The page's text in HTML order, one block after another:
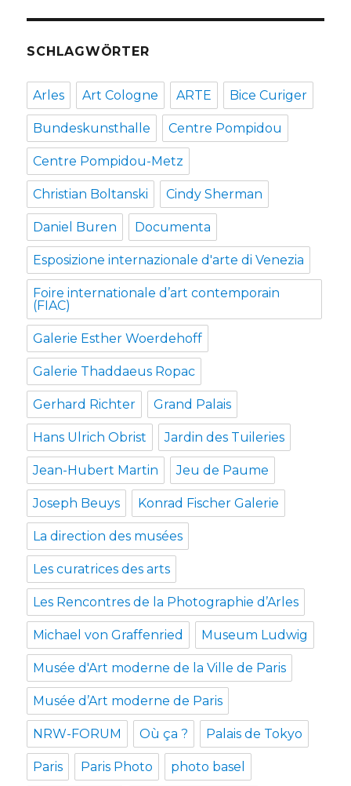
SCHLAGWÖRTER
Arles Art Cologne ARTE Bice Curiger
Bundeskunsthalle Centre Pompidou
Centre Pompidou-Metz
Christian Boltanski Cindy Sherman
Daniel Buren Documenta
Esposizione internazionale d'arte di Venezia
Foire internationale d’art contemporain
(FIAC)
Galerie Esther Woerdehoff
Galerie Thaddaeus Ropac
Gerhard Richter Grand Palais
Hans Ulrich Obrist Jardin des Tuileries
Jean-Hubert Martin Jeu de Paume
Joseph Beuys Konrad Fischer Galerie
La direction des musées
Les curatrices des arts
Les Rencontres de la Photographie d’Arles
Michael von Graffenried Museum Ludwig
Musée d'Art moderne de la Ville de Paris
Musée d’Art moderne de Paris
NRW-FORUM Où ça ? Palais de Tokyo
Paris Paris Photo photo basel